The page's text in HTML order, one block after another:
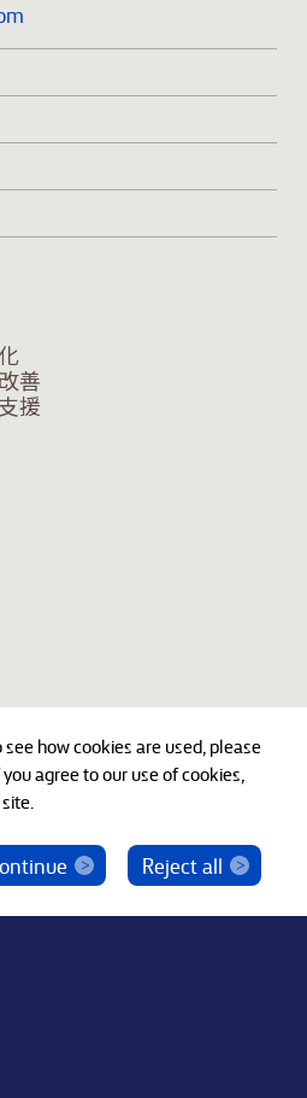
善
援
騙った投資勧誘にご注意
see how cookies are used, please
you agree to our use of cookies,
Reject all